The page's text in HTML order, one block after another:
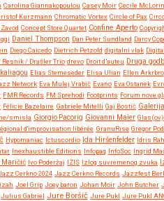
Carolina Giannakopoulou Casey Moir Cecile
Kurzmann Chromatic Vortex Circle of Pax
Concept Store Quartet Confine Aperto
Daniel Thompson Dan Peter Sundland Darcy
Diego Caicedo Dietrich Petzold digitalni vlak
Resnik / Drašler Trio drevo Droit d’auteu Druga
Elias Stemeseder Elisa Ulian Ellen Arkrbro
Network Eva Mulej Vrabič Evano Eva Ostanek
FMR Records FM Sprehodi Footprints Forum nove
Félicie Bazelaire Gabriele Mitelli Gaj Bostič
smisla Giorgio Pacorig Giovanni Maier
d'improvisation libérée GranuRise Gregor
Hypomaniac Ictuscordio Ida Hiršenfelder Idris
Inexhaustible Editions Infopaq InfoSoc Ingrid
Maričić Ivo Poderžaj IZIS Izlog suvremenog zvuka
Cerkno 2024 Jazz Cerkno Records Jazzfest
Joel Grip Joey baron Johan Moir John Butcher
Julius Gabriel Jure Boršič Jure Pukl Jure Pukl